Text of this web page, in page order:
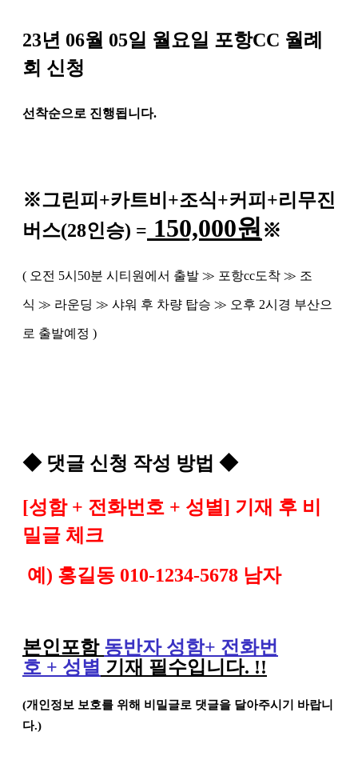
23년 06월 05일 월요일 포항CC 월례
회 신청
선착순으로 진행됩니다.
※그린피 +카트비 +조식+커피+리무진
버스(28인승) = 150,000원 ※
( 오전 5시 50분 시티원에서 출발 ≫ 포항cc도착 ≫ 조
식 ≫ 라운딩 ≫ 샤워 후 차량 탑승 ≫ 오후 2시경 부산으
로 출발예정 )
◆ 댓글 신청 작성 방법 ◆
[성함 + 전화번호 + 성별] 기재 후 비
밀글 체크
예 ) 홍길동 010-1234-5678 남자
본인포함 동반자 성함+ 전화번
호 + 성별 기재 필수입니다. !!
(개인정보 보호를 위해 비밀글로 댓글을 달아주시기 바랍니
다.)